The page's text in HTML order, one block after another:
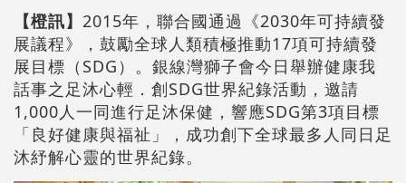
【橙訊】 2015年，聯合國通過《2030年可持續發
展議程》，鼓勵全球人類積極推動17項可持續發
展目標（SDG）。銀線灣獅子會今日舉辦健康我
話事之足沐心輕．創SDG世界紀錄活動，邀請
1,000人一同進行足沐保健，響應SDG第3項目標
「良好健康與福祉」，成功創下全球最多人同日足
沐紓解心靈的世界紀錄。